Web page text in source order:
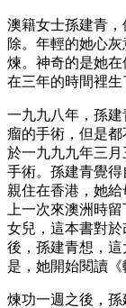
澳籍女士孫建青
除。年輕的她心
煉。神奇的是她
在三年的時間裡生
一九九八年，孫
瘤的手術，但是
於一九九九年三
手術。孫建青覺
親住在香港，她
上一次來澳洲時
女兒，這本書對
後，孫建青想，
是，她開始閱讀《
煉功一週之後，